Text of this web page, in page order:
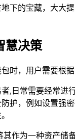
下的宝藏，大大
慧决策
时，用户需要根
,日常需要经常进
护，例如设置强
作为一种资产储